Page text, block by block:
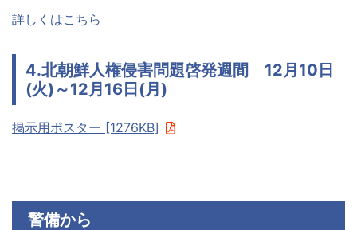
詳しくはこちら
4.北朝鮮人権侵害問題啓発週間 12月10日
(火)～12月16日(月)
掲示用ポスター [1276KB]
警備から